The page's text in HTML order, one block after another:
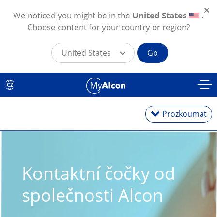
Přejít k hlavnímu obsahu
CZ
Prozkoumat
Měsíční
Torické na astigmatismus
Kontaktní čočky od
společnosti Alcon
We noticed you might be in the United States
.
Choose content for your country or region?
United States Go